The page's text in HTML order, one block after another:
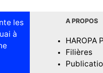
les
à
A PROPOS
HAROPA
Filières